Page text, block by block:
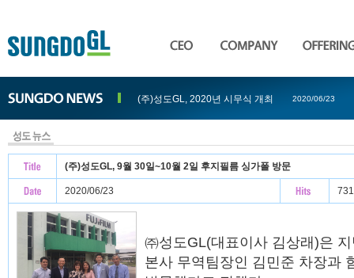
(주)성도GL, 2020년 시무식 개최 2020/06/23
(주)성도GL, 9월 30일~10월 2일 후지필름 싱가폴 방문
2020/06/23
㈜성도GL(대표이사 김상래)은
본사 무역팀장인 김민준 차장과